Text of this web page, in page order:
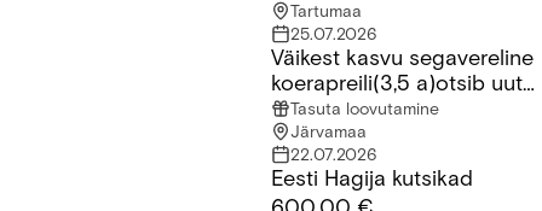
Tartumaa
25.07.2026
Väikest kasvu segavereline koerapreili(3,5 a)otsib uut kodu
Väikest kasvu segavereline
koerapreili(3,5 a)otsib uut
kodu
Tasuta loovutamine
Järvamaa
22.07.2026
Eesti Hagija kutsikad